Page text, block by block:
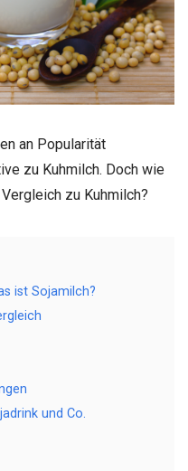
an Popularität
zu Kuhmilch. Doch wie
zu Kuhmilch?
ist Sojamilch?
und Co.